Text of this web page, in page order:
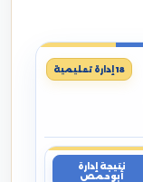
18 إدارة تعليمية
نتيجة إدارة
أبوحمص